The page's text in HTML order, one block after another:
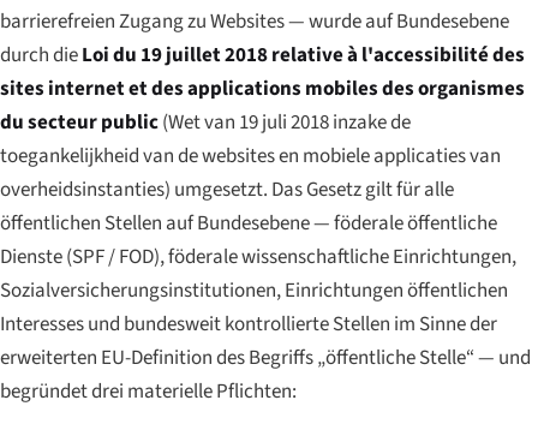
barrierefreien Zugang zu Websites — wurde auf Bundesebene
durch dieLoi du 19 juillet 2018 relative à l'accessibilité des
sites internet et des applications mobiles des organismes
du secteur public(Wet van 19 juli 2018 inzake de
toegankelijkheid van de websites en mobiele applicaties van
overheidsinstanties) umgesetzt. Das Gesetz gilt für alle
öffentlichen Stellen auf Bundesebene — föderale öffentliche
Dienste (SPF/FOD), föderale wissenschaftliche Einrichtungen,
Sozialversicherungsinstitutionen, Einrichtungen öffentlichen
Interesses und bundesweit kontrollierte Stellen im Sinne der
erweiterten EU-Definition des Begriffs „öffentliche Stelle“ — und
begründet drei materielle Pflichten: